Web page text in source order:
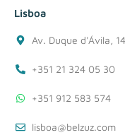
Lisboa
Av. Duque d'Ávila,
+351 21 324 05 30
+351 912 583 574
lisboa@belzuz.com